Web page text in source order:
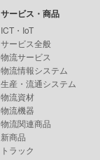
サービス・商品
ICT・IoT
サービス全般
物流サービス
物流情報システム
生産・流通システム
物流資材
物流機器
物流関連商品
新商品
トラック